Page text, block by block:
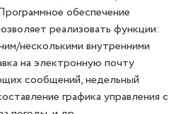
обеспечение
реализовать функции:
несколькими внутренними
на электронную почту
сообщений, недельный
графика управления с